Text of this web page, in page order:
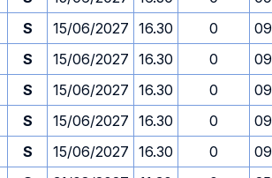
S 15/06/2027 16.30 0
S 15/06/2027 16.30 0
S 15/06/2027 16.30 0
S 15/06/2027 16.30 0
S 15/06/2027 16.30 0